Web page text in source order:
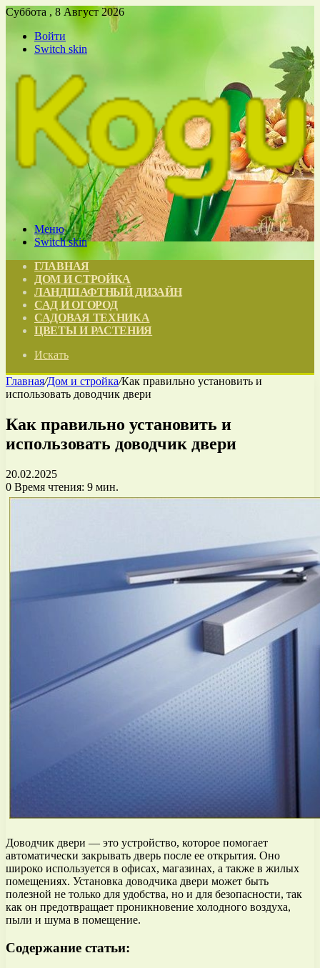
Суббота , 8 Август 2026
Войти
Switch skin
Меню
Switch skin
ГЛАВНАЯ
ДОМ И СТРОЙКА
ЛАНДШАФТНЫЙ ДИЗАЙН
САД И ОГОРОД
САДОВАЯ ТЕХНИКА
ЦВЕТЫ И РАСТЕНИЯ
Искать
Главная/Дом и стройка/Как правильно установить и
использовать доводчик двери
Как правильно установить и
использовать доводчик двери
20.02.2025
0 Время чтения: 9 мин.
Доводчик двери — это устройство, которое помогает
автоматически закрывать дверь после ее открытия. Оно
широко используется в офисах, магазинах, а также в жилых
помещениях. Установка доводчика двери может быть
полезной не только для удобства, но и для безопасности, так
как он предотвращает проникновение холодного воздуха,
пыли и шума в помещение.
Содержание статьи: